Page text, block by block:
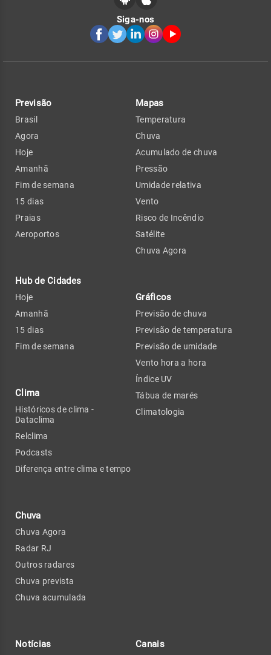
Siga-nos
Previsão
Brasil
Agora
Hoje
Amanhã
Fim de semana
15 dias
Praias
Aeroportos
Hub de Cidades
Hoje
Amanhã
15 dias
Fim de semana
Clima
Históricos de clima -
Dataclima
Relclima
Podcasts
Diferença entre clima e tempo
Chuva
Chuva Agora
Radar RJ
Outros radares
Chuva prevista
Chuva acumulada
Mapas
Temperatura
Chuva
Acumulado de chuva
Pressão
Umidade relativa
Vento
Risco de Incêndio
Satélite
Chuva Agora
Gráficos
Previsão de chuva
Previsão de temperatura
Previsão de umidade
Vento hora a hora
Índice UV
Tábua de marés
Climatologia
Notícias Canais